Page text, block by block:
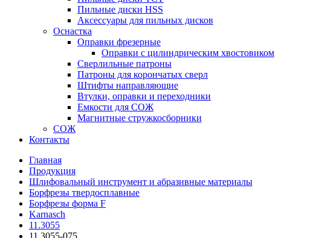
Пильные диски HSS
Аксессуары для пильных дисков
Оснастка
Оправки фрезерные
Оправки с цилиндрическим хвостовиком
Сверлильные патроны
Патроны для корончатых сверл
Штифты направляющие
Втулки, оправки и переходники
Емкости для СОЖ
Магнитные стружкосборники
СОЖ
Контакты
Главная
Продукция
Шлифовальный инструмент и абразивные материалы
Борфрезы твердосплавные
Борфрезы форма F
Karnasch
11.3055
11.3055-075